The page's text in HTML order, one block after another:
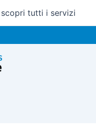
tutti i servizi